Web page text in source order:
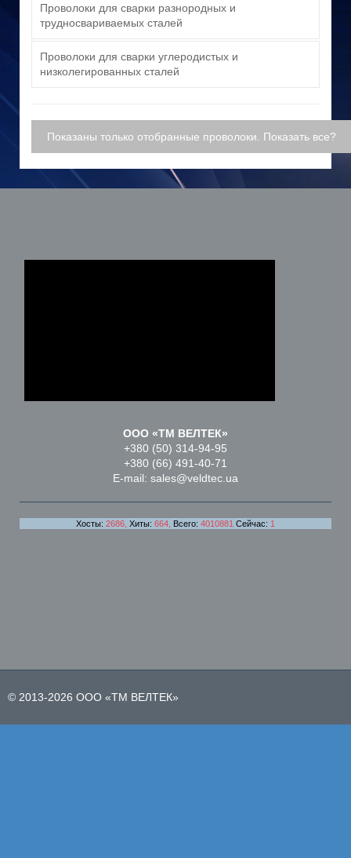
Проволоки для сварки разнородных и
трудносвариваемых сталей
Проволоки для сварки углеродистых и
низколегированных сталей
ООО «ТМ ВЕЛТЕК»
+380 (50) 314-94-95
+380 (66) 491-40-71
E-mail: sales@veldtec.ua
Хосты: 2686, Хиты: 664, Всего: 4010881 Сейчас: 1
© 2013-2026 ООО «ТМ ВЕЛТЕК»